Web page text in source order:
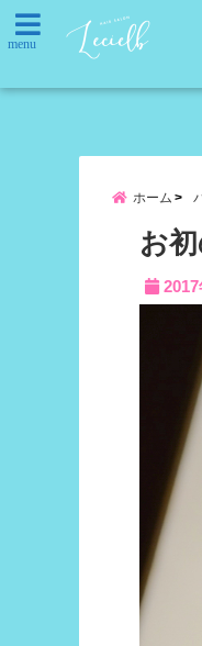
menu
ホーム
お
2017